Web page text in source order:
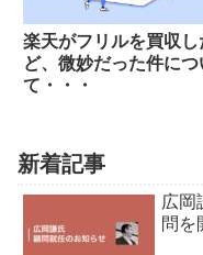
楽天がフリルを買収し
ど、微妙だった件につ
て・・・
新着記事
広岡
問を